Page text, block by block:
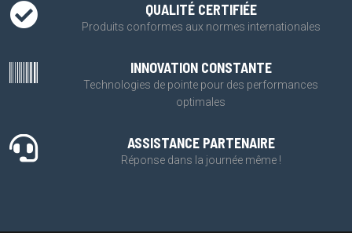
QUALITÉ CERTIFIÉE
Produits conformes aux normes internationales
INNOVATION CONSTANTE
Technologies de pointe pour des performances
optimales
ASSISTANCE PARTENAIRE
Réponse dans la journée même !